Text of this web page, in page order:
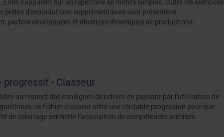
pistes d'exploitations supplémentaires sont présentées
parfois développées et illustrées d'exemples de productions.
progressif - Classeur
au respect des consignes directives en passant par l'utilisation de
ce fichier-classeur offre une véritable progession pour que
de coloriage permette l'acquisition de compétences précises.